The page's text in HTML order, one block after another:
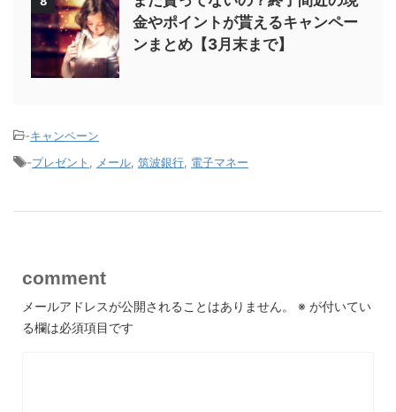
金やポイントが貰えるキャンペー
ンまとめ【3月末まで】
-キャンペーン
-プレゼント メール 筑波銀行 電子マネー
comment
メールアドレスが公開されることはありません。 ※ が付いてい
る欄は必須項目です